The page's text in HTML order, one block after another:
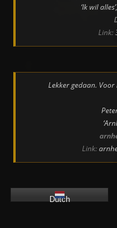
‘Ik wil
Link:
Lekker gedaan.
Link:
Dutch